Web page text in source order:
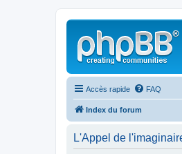
Accès rapide FAQ
Index du forum
L'Appel de